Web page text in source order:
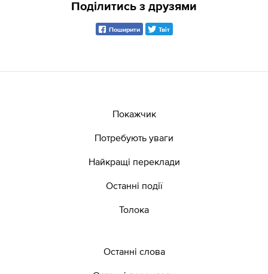
Поділитись з друзями
Поширити Твіт
Покажчик
Потребують уваги
Найкращі переклади
Останні події
Толока
Останні слова